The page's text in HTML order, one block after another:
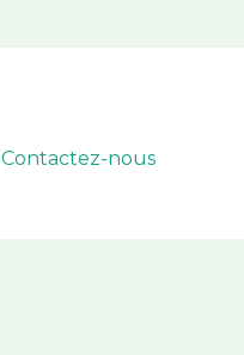
Contactez-nous